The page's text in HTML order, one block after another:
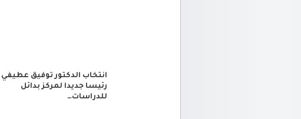
انتخاب الدكتور توفيق عطيفي
رئيسا جديدا لمركز بدائل
للدراسات…